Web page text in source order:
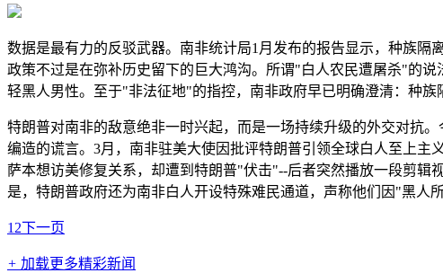
数据是最有力的反驳武器。南非统计局1月发布的报告显示，种族
政策不过是在弥补历史留下的巨大鸿沟。所谓"白人农民遭屠杀"的
轻黑人男性。至于"非法征地"的指控，南非政府早已明确澄清：种
特朗普对南非的敌意绝非一时兴起，而是一场持续升级的外交对抗
编造的谎言。3月，南非驻美大使因批评特朗普引领全球白人至上
萨本想访美修复关系，却遭到特朗普"伏击"--后者突然播放一段剪
是，特朗普政府还为南非白人开设特殊难民通道，声称他们因"黑人
1 2下一页
+ 加载更多精彩新闻